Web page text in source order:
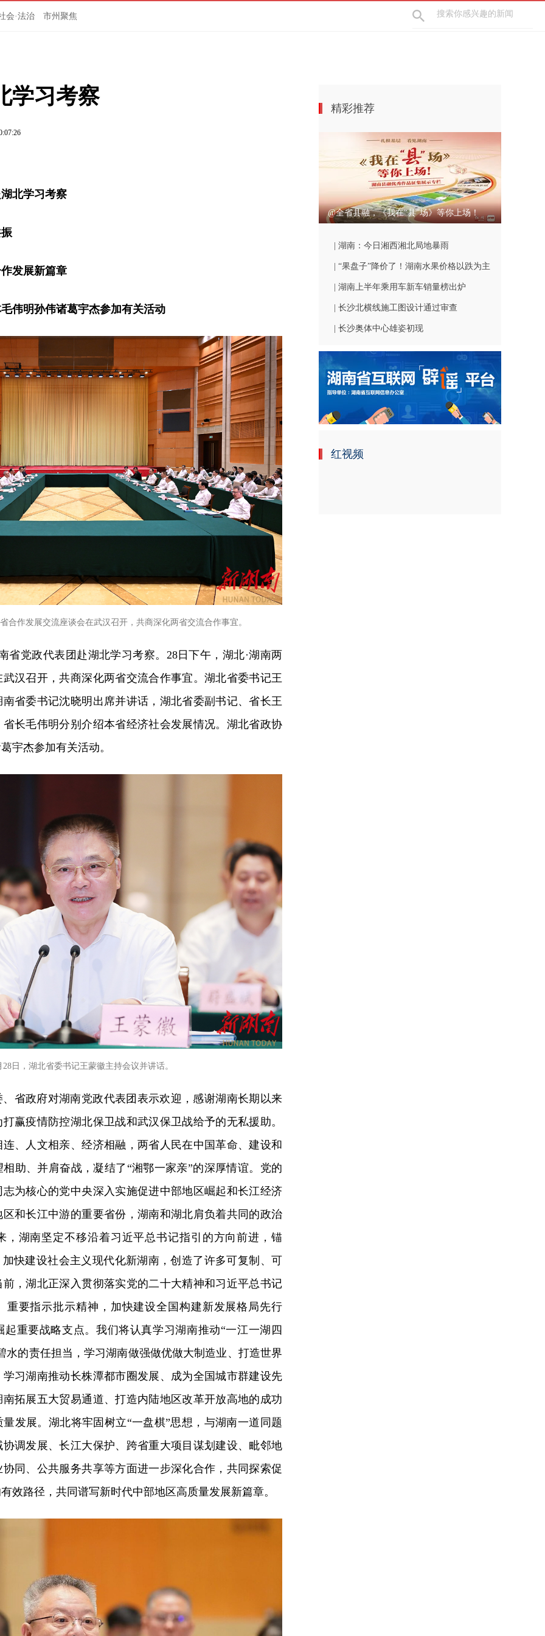
会·法治 市州聚焦
学习考察
北学习考察
发展新篇章
伟明孙伟诸葛宇杰参加有关活动
合作发展交流座谈会在武汉召开，共商深化两省交流合作事宜。
省党政代表团赴湖北学习考察。28日下午，湖北·湖南两
汉召开，共商深化两省交流合作事宜。湖北省委书记王
省委书记沈晓明出席并讲话，湖北省委副书记、省长王
长毛伟明分别介绍本省经济社会发展情况。湖北省政协
宇杰参加有关活动。
28日，湖北省委书记王蒙徽主持会议并讲话。
省政府对湖南党政代表团表示欢迎，感谢湖南长期以来
赢疫情防控湖北保卫战和武汉保卫战给予的无私援助。
、人文相亲、经济相融，两省人民在中国革命、建设和
助、并肩奋战，凝结了“湘鄂一家亲”的深厚情谊。党的
为核心的党中央深入实施促进中部地区崛起和长江经济
和长江中游的重要省份，湖南和湖北肩负着共同的政治
，湖南坚定不移沿着习近平总书记指引的方向前进，锚
快建设社会主义现代化新湖南，创造了许多可复制、可
，湖北正深入贯彻落实党的二十大精神和习近平总书记
重要指示批示精神，加快建设全国构建新发展格局先行
重要战略支点。我们将认真学习湖南推动“一江一湖四
水的责任担当，学习湖南做强做优做大制造业、打造世界
习湖南推动长株潭都市圈发展、成为全国城市群建设先
拓展五大贸易通道、打造内陆地区改革开放高地的成功
发展。湖北将牢固树立“一盘棋”思想，与湖南一道同题
调发展、长江大保护、跨省重大项目谋划建设、毗邻地
同、公共服务共享等方面进一步深化合作，共同探索促
效路径，共同谱写新时代中部地区高质量发展新篇章。
精彩推荐
@全省县融，《我在“县”场》等你上场！
| 湖南：今日湘西湘北局地暴雨
| “果盘子”降价了！湖南水果价格以跌为主
| 湖南上半年乘用车新车销量榜出炉
| 长沙北横线施工图设计通过审查
| 长沙奥体中心雄姿初现
红视频